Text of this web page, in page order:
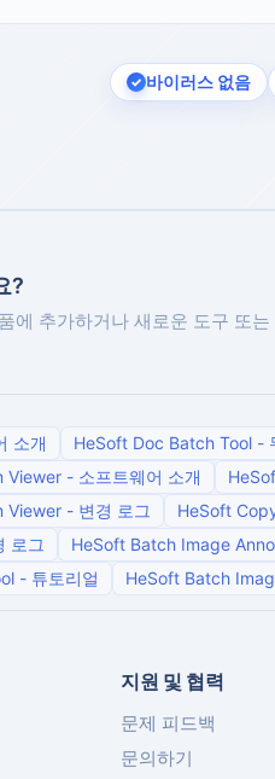
바이러스 없음
?
에 추가하거나 새로운 도구 또
소개 HeSoft Doc Batch Tool -
Viewer - 소프트웨어 소개
Viewer - 변경 로그 HeSoft
로그 HeSoft Batch Image
- 튜토리얼 HeSoft Batch
지원 및 협력
문제 피드백
문의하기